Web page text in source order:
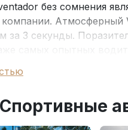
без сомнения
Атмосферный
за 3 секунды.
характеристики
мотор на 6,5 литра
ступенчатая
аэродинамика и